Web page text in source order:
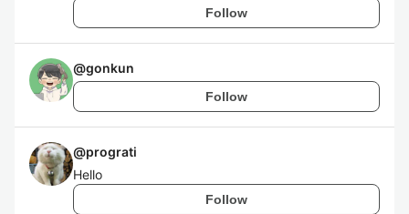
Follow
@gonkun
Follow
@prograti
Hello
Follow